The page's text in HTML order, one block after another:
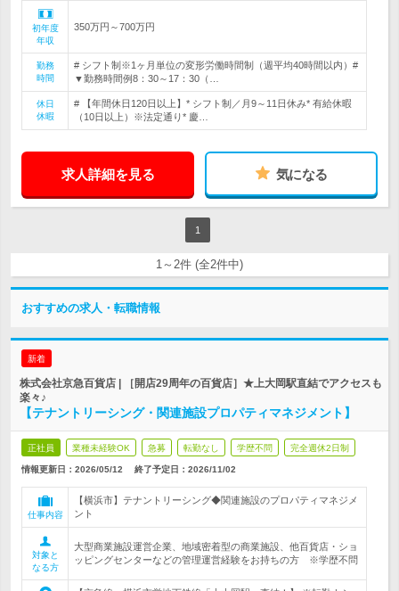
初年度
年収
350万円～700万円
勤務
時間
# シフト制※1ヶ月単位の変形労働時間制（週平均40時間以内）#
▼勤務時間例8：30～17：30（…
休日
休暇
# 【年間休日120日以上】* シフト制／月9～11日休み* 有給休暇
（10日以上）※法定通り* 慶…
求人詳細を見る 気になる
1
1～2件 (全2件中)
おすすめの求人・転職情報
新着
株式会社京急百貨店 | ［開店29周年の百貨店］★上大岡駅直結でアクセスも
楽々♪
【テナントリーシング・関連施設プロパティマネジメント】
正社員 業種未経験OK 急募 転勤なし 学歴不問 完全週休2日制
情報更新日：2026/05/12 終了予定日： 2026/11/02
仕事内容
【横浜市】テナントリーシング◆関連施設のプロパティマネジメ
ント
対象と
なる方
大型商業施設運営企業、地域密着型の商業施設、他百貨店・ショ
ッピングセンターなどの管理運営経験をお持ちの方 ※学歴不問